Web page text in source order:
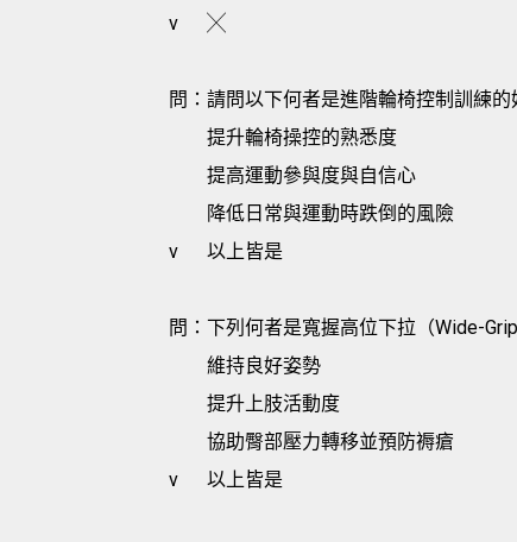
v
╳
問：請問以下何者是進階輪椅控制訓練的
提升輪椅操控的熟悉度
提高運動參與度與自信心
降低日常與運動時跌倒的風險
v
以上皆是
問：下列何者是寬握高位下拉（Wide-
維持良好姿勢
提升上肢活動度
協助臀部壓力轉移並預防褥瘡
v
以上皆是